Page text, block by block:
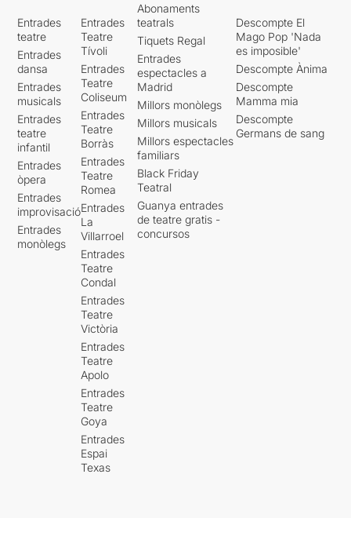
Entrades
teatre
Entrades
dansa
Entrades
musicals
Entrades
teatre
infantil
Entrades
òpera
Entrades
improvisació
Entrades
monòlegs
Entrades
Teatre
Tívoli
Entrades
Teatre
Coliseum
Entrades
Teatre
Borràs
Entrades
Teatre
Romea
Entrades
La
Villarroel
Entrades
Teatre
Condal
Entrades
Teatre
Victòria
Entrades
Teatre
Apolo
Entrades
Teatre
Goya
Entrades
Espai
Texas
Abonaments
teatrals
Tiquets Regal
Entrades
espectacles a
Madrid
Millors monòlegs
Millors musicals
Millors espectacles
familiars
Black Friday
Teatral
Guanya entrades
de teatre gratis -
concursos
Descompte El
Mago Pop 'Nada
es imposible'
Descompte Ànima
Descompte
Mamma mia
Descompte
Germans de sang